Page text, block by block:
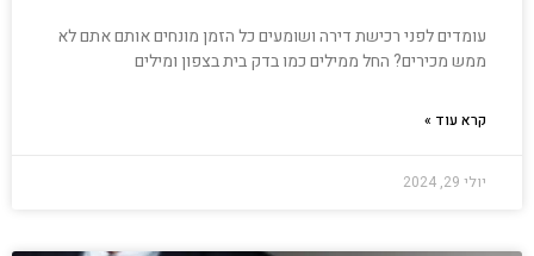
עומדים לפני רכישת דירה ושומעים כל הזמן מונחים אותם אתם לא
ממש מכירים? החל ממילים כמו בדק בית בצפון ומילים
קרא עוד »
יולי 29, 2024